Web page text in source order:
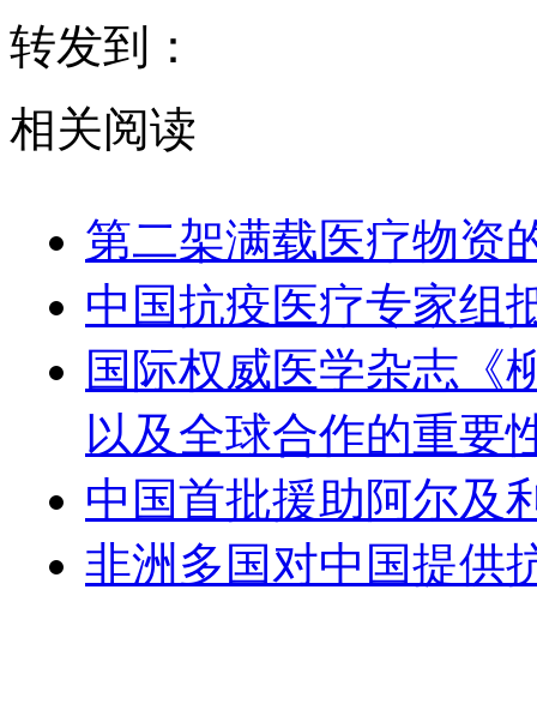
转发到：
相关阅读
第二架满载医疗物资
中国抗疫医疗专家组
国际权威医学杂志《
以及全球合作的重要
中国首批援助阿尔及
非洲多国对中国提供